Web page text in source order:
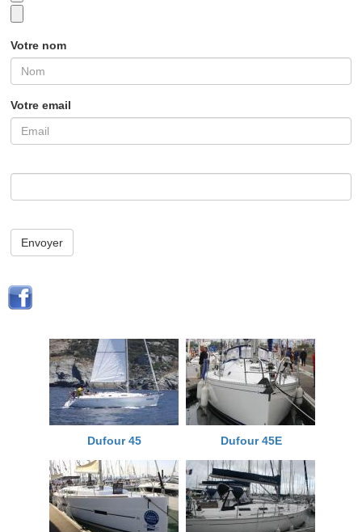
Votre nom
Votre email
Envoyer
Dufour 45 Dufour 45E